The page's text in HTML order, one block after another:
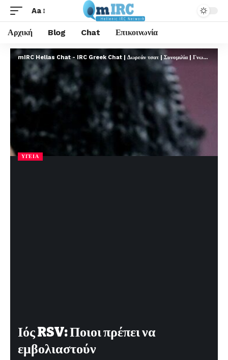
Aa
Αρχική Blog Chat Επικοινωνία
mIRC Hellas Chat - IRC Greek Chat | Δωρεάν τσατ | Συνομιλία | Γνωριμίες | FREE
ΥΓΕΊΑ
Ιός RSV: Ποιοι πρέπει να
εμβολιαστούν